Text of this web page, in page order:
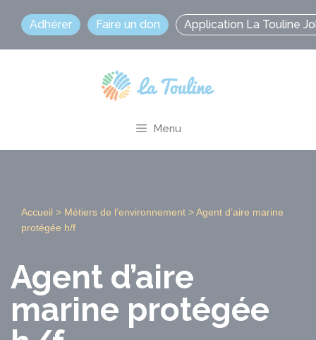
contenu
Adhérer Faire un don Application La Touline
Menu
Accueil > Métiers de l’environnement >Agent d’aire marine
protégée h/f
Agent d’aire
marine protégée